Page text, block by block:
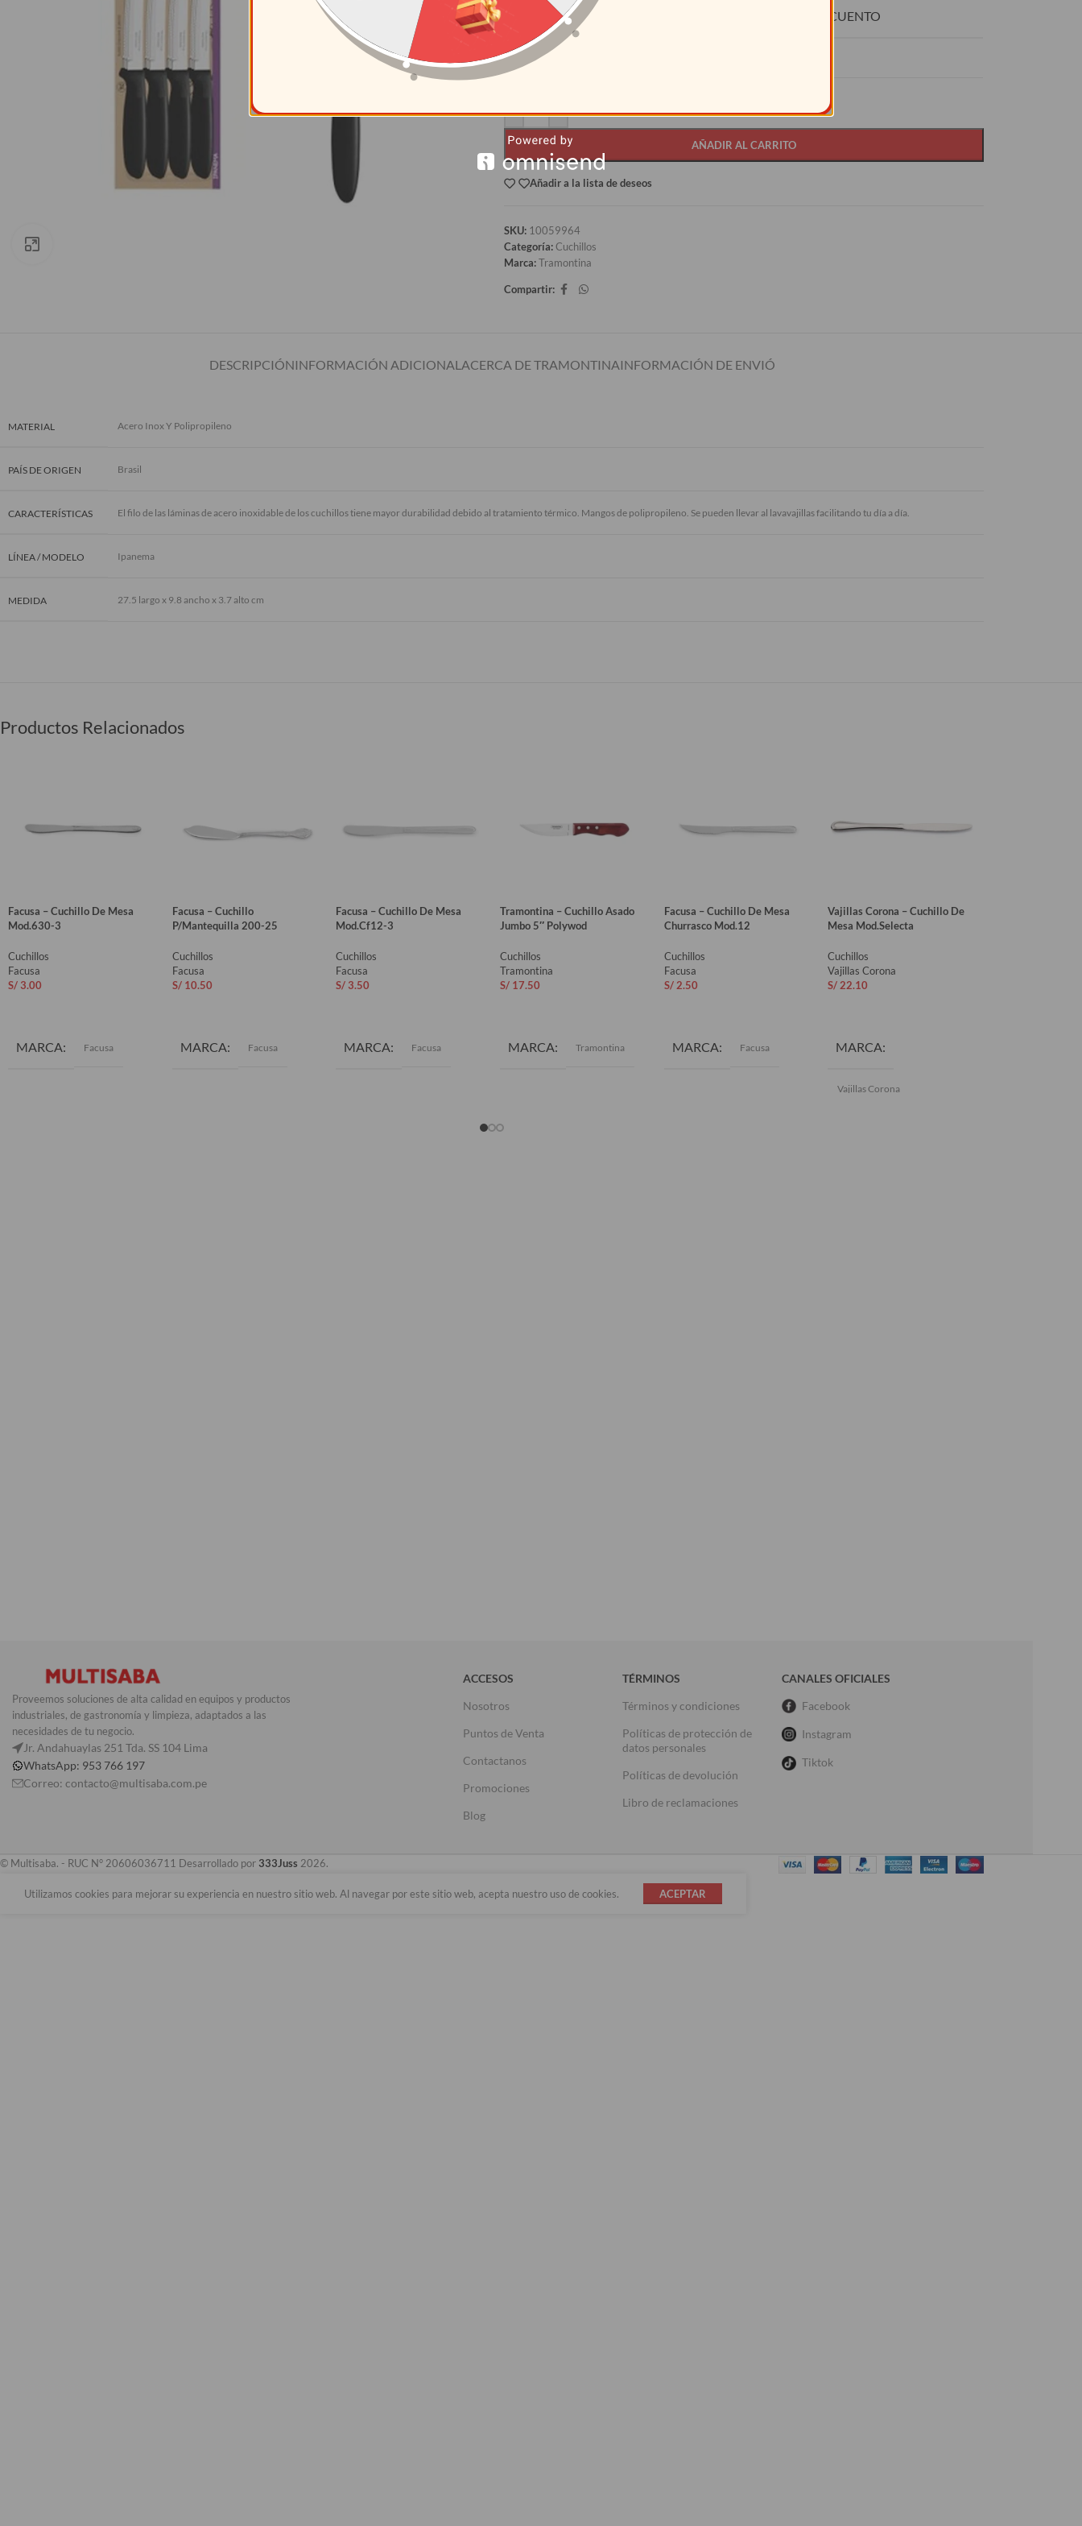
CANTIDAD DESCUENTO
12+
AÑADIR AL CARRITO
Añadir a la lista de deseos
SKU: 10059964
Categoría:Cuchillos
Marca:Tramontina
Compartir:
DESCRIPCIÓNINFORMACIÓN ADICIONAL ACERCA DE TRAMONTINAINFORMACIÓN DE ENVIÓ
MATERIAL Acero Inox Y Polipropileno
PAÍS DE ORIGEN Brasil
CARACTERÍSTICAS El filo de las láminas de acero inoxidable de los cuchillos tiene mayor durabilidad debido al tratamiento térmico. Mangos de polipropileno. Se pueden llevar al lavavajillas facilitando tu día a día.
LÍNEA / MODELO Ipanema
MEDIDA 27.5 largo x 9.8 ancho x 3.7 alto cm
Productos Relacionados
Facusa – Cuchillo De Mesa
Mod.630-3
Cuchillos
Facusa
S/ 3.00
MARCA Facusa
Facusa – Cuchillo
P/Mantequilla 200-25
Cuchillos
Facusa
S/10.50
MARCA Facusa
Facusa – Cuchillo De Mesa
Mod.Cf12-3
Cuchillos
Facusa
S/ 3.50
MARCA Facusa
Tramontina – Cuchillo Asado
Jumbo 5″ Polywod
Cuchillos
Tramontina
S/17.50
MARCA Tramontina
Facusa – Cuchillo De Mesa
Churrasco Mod.12
Cuchillos
Facusa
S/2.50
MARCA Facusa
Vajillas Corona – Cuchillo De
Mesa Mod.Selecta
Cuchillos
Vajillas Corona
S/ 22.10
MARCA
Vajillas Corona
Proveemos soluciones de alta calidad en equipos y productos
industriales, de gastronomía y limpieza, adaptados a las
necesidades de tu negocio.
Jr. Andahuaylas 251 Tda. SS 104 Lima
WhatsApp: 953 766 197
Correo: contacto@multisaba.com.pe
ACCESOS
Nosotros
Puntos de Venta
Contactanos
Promociones
Blog
TÉRMINOS
Términos y condiciones
Políticas de protección de
datos personales
Políticas de devolución
Libro de reclamaciones
CANALES OFICIALES
Facebook
Instagram
Tiktok
© Multisaba. - RUC N° 20606036711 Desarrollado por 333Juss 2026.
Utilizamos cookies para mejorar su experiencia en nuestro sitio web. Al navegar por este sitio web, acepta nuestro uso de cookies. ACEPTAR